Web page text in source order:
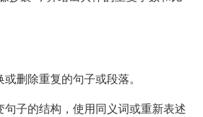
删除重复的句子或段落。
子的结构，使用同义词或重新表述